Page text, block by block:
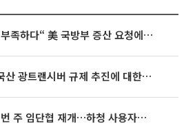
[특징주] “탄약 부족하다“ 美 국방부 증산 요청에⋯국내 방산주 급등세
[특징주] 美 중국산 광트랜시버 규제 추진에 대한광통신 등 광통신株 강세
현대차·기아, 이번 주 임단협 재개…하청 사용자성 재심도 ‘변수’